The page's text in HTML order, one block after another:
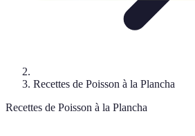
Recettes de Poisson à la Plancha
Recettes de Poisson à la Plancha